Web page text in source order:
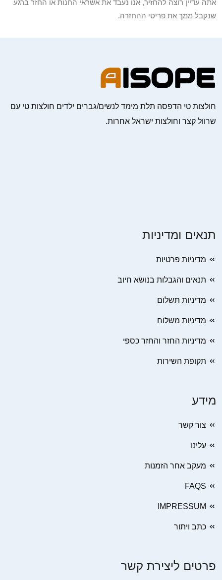
אתה עדיין רוצה להחזיר, אנו נעבד את אשראי החנות או החזר ברגע
שנקבל ממך את פריטי ההחזרה.
חולצות טי הדפסה תלת מימד לנשים/גברים ילדים חולצות טי עם
שרוול קצר וחולצות ישראל אחרות.
תנאים ומדיניות
מדיניות פרטיות
תנאים והגבלות בנושא חיוב
מדיניות תשלום
מדיניות משלוח
מדיניות החזר והחזר כספי
תקופת השירות
מידע
צור קשר
עלינו
מעקב אחר הזמנות
FAQS
IMPRESSUM
כתב ויתור
פרטים ליצירת קשר